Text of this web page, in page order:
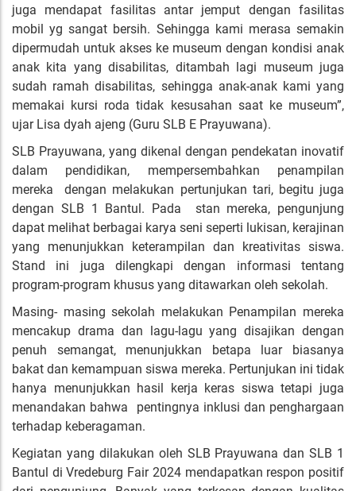
juga mendapat fasilitas antar jemput dengan fasilitas
mobil yg sangat bersih. Sehingga kami merasa semakin
dipermudah untuk akses ke museum dengan kondisi anak
anak kita yang disabilitas, ditambah lagi museum juga
sudah ramah disabilitas, sehingga anak-anak kami yang
memakai kursi roda tidak kesusahan saat ke museum”,
ujar Lisa dyah ajeng (Guru SLB E Prayuwana).
SLB Prayuwana, yang dikenal dengan pendekatan inovatif
dalam pendidikan, mempersembahkan penampilan
mereka dengan melakukan pertunjukan tari, begitu juga
dengan SLB 1 Bantul. Pada stan mereka, pengunjung
dapat melihat berbagai karya seni seperti lukisan, kerajinan
yang menunjukkan keterampilan dan kreativitas siswa.
Stand ini juga dilengkapi dengan informasi tentang
program-program khusus yang ditawarkan oleh sekolah.
Masing- masing sekolah melakukan Penampilan mereka
mencakup drama dan lagu-lagu yang disajikan dengan
penuh semangat, menunjukkan betapa luar biasanya
bakat dan kemampuan siswa mereka. Pertunjukan ini tidak
hanya menunjukkan hasil kerja keras siswa tetapi juga
menandakan bahwa pentingnya inklusi dan penghargaan
terhadap keberagaman.
Kegiatan yang dilakukan oleh SLB Prayuwana dan SLB 1
Bantul di Vredeburg Fair 2024 mendapatkan respon positif